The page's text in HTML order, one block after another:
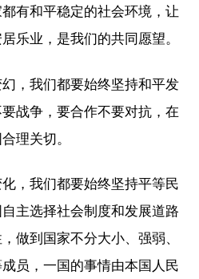
有和平稳定的社会环境，让
乐业，是我们的共同愿望。
，我们都要始终坚持和平发
战争，要合作不要对抗，在
理关切。
，我们都要始终坚持平等民
主选择社会制度和发展道路
做到国家不分大小、强弱、
员，一国的事情由本国人民